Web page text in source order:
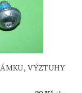
VÝZTUHY